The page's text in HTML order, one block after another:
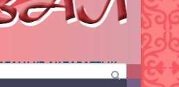
АҚПАРАТТЫҚ
АГЕНТТІГІ